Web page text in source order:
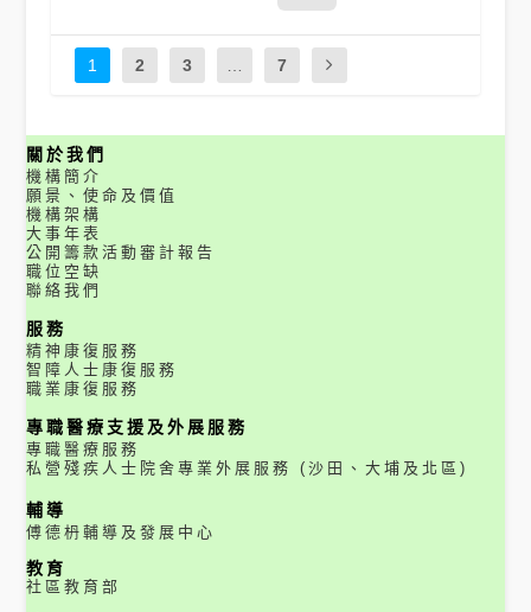
1 2 3 7
關於我們
機構簡介
願景、使命及價值
機構架構
大事年表
公開籌款活動審計報告
職位空缺
聯絡我們
服務
精神康復服務
智障人士康復服務
職業康復服務
專職醫療支援及外展服務
專職醫療服務
私營殘疾人士院舍專業外展服務 (沙田、大埔及北區)
輔導
傅德枬輔導及發展中心
教育
社區教育部